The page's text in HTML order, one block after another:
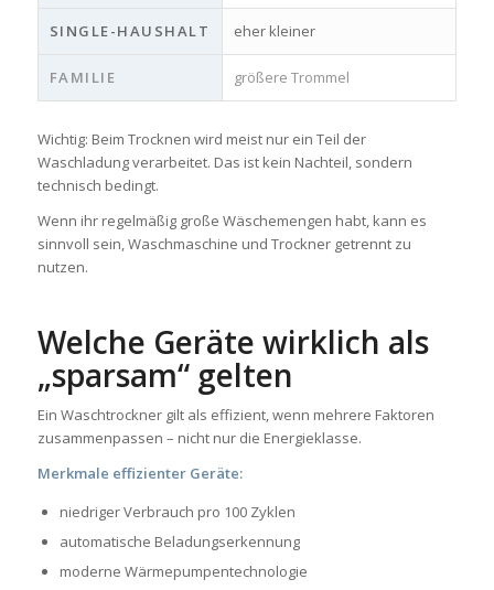
SINGLE-HAUSHALT eher kleiner
FAMILIE größere Trommel
Wichtig: Beim Trocknen wird meist nur ein Teil der
Waschladung verarbeitet. Das ist kein Nachteil, sondern
technisch bedingt.
Wenn ihr regelmäßig große Wäschemengen habt, kann es
sinnvoll sein, Waschmaschine und Trockner getrennt zu
nutzen.
Welche Geräte wirklich als
„sparsam“ gelten
Ein Waschtrockner gilt als effizient, wenn mehrere Faktoren
zusammenpassen – nicht nur die Energieklasse.
Merkmale effizienter Geräte:
niedriger Verbrauch pro 100 Zyklen
automatische Beladungserkennung
moderne Wärmepumpentechnologie